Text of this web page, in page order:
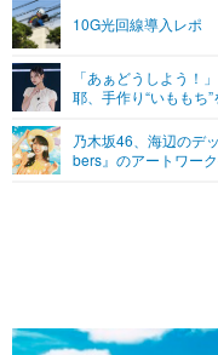
グラビア
ショッピング
ライフTOP
その他
リリース一覧
プッシュ通知の停止方法
10G光回線導入レポ
「あぁどうしよう！
耶、手作り“いももち
乃木坂46、海辺のデ
bers』のアートワー